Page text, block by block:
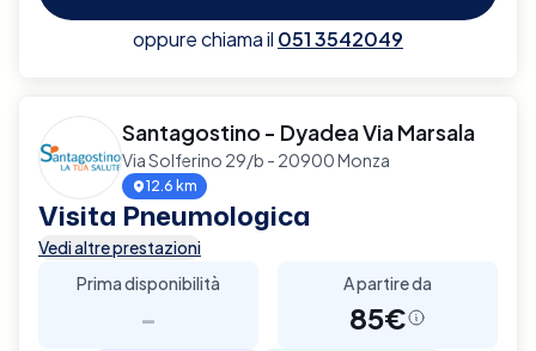
oppure chiama il 051 3542049
Santagostino - Dyadea Via Marsala
Via Solferino 29/b - 20900 Monza
12.6 km
Visita Pneumologica
Vedi altre prestazioni
Prima disponibilità
-
A partire da
85€